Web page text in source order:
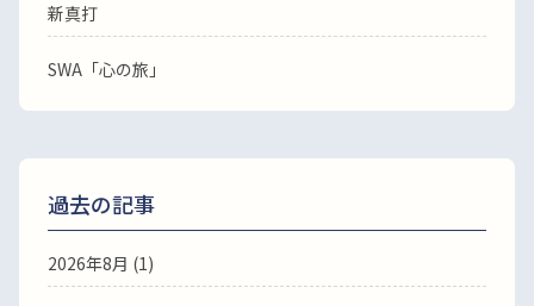
新真打
SWA「心の旅」
過去の記事
2026年8月 (1)